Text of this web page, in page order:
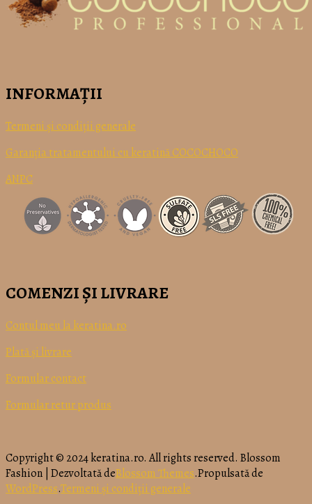
INFORMAȚII
Termeni și condiții generale
Garanția tratamentului cu keratină COCOCHOCO
ANPC
COMENZI ȘI LIVRARE
Contul meu la keratina.ro
Platăși livrare
Formular contact
Formular retur produs
Copyright © 2024 keratina.ro. All rights reserved. Blossom
Fashion | Dezvoltată deBlossom Themes.Propulsată de
WordPress.Termeni și condiții generale